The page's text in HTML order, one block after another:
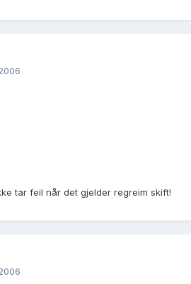
tar feil når det gjelder regreim skift!